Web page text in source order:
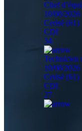
Chef
10/08/2026
Cerisé (61)
CDI
34
Technicien
10/08/2026
Cerisé (61)
CDI
27